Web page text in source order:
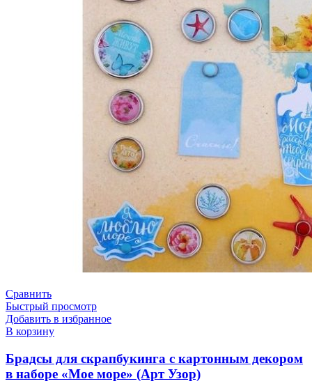
Сравнить
Быстрый просмотр
Добавить в избранное
В корзину
Брадсы для скрапбукинга с картонным декором
в наборе «Мое море» (Арт Узор)